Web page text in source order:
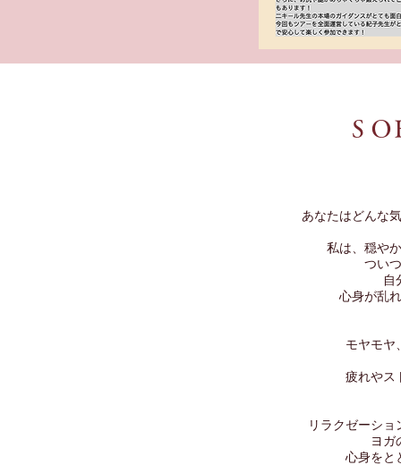
Ｓ
あなたはどんな
私は、穏や
つい
自
心身が乱
モヤモヤ
疲れやス
リラクゼーシ
ヨガ
心身をと